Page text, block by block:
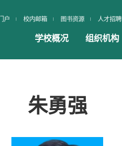
户 校内邮箱 图书资源 人才招聘
学校概况 组织机构
朱勇强